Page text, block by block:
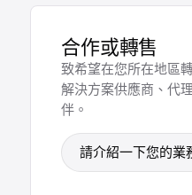
合作或轉售
致希望在您所在地區
解決方案供應商、代
伴。
請介紹一下您的業